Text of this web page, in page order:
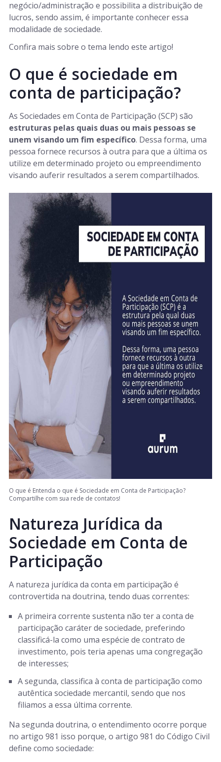
negócio/administração e possibilita a distribuição de
lucros, sendo assim, é importante conhecer essa
modalidade de sociedade.
Confira mais sobre o tema lendo este artigo!
O que é sociedade em
conta de participação?
As Sociedades em Conta de Participação (SCP) são
estruturas pelas quais duas ou mais pessoas se
unem visando um fim específico. Dessa forma, uma
pessoa fornece recursos à outra para que a última os
utilize em determinado projeto ou empreendimento
visando auferir resultados a serem compartilhados.
O que é Entenda o que é Sociedade em Conta de Participação?
Compartilhe com sua rede de contatos!
Natureza Jurídica da
Sociedade em Conta de
Participação
A natureza jurídica da conta em participação é
controvertida na doutrina, tendo duas correntes:
A primeira corrente sustenta não ter a conta de
participação caráter de sociedade, preferindo
classificá-la como uma espécie de contrato de
investimento, pois teria apenas uma congregação
de interesses;
A segunda, classifica à conta de participação como
autêntica sociedade mercantil, sendo que nos
filiamos a essa última corrente.
Na segunda doutrina, o entendimento ocorre porque
no artigo 981 isso porque, o artigo 981 do Código Civil
define como sociedade: